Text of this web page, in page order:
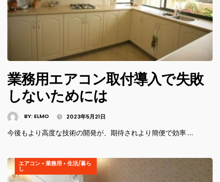
業務用エアコン取付導入で失敗
しないためには
BY: ELMO 2023年5月21日
今後もより高度な技術の開発が、期待されより簡便で効率 …
エアコン • 業務用 • 生活/暮ら
し